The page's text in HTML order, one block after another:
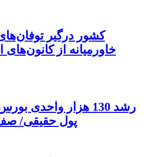
خاورمیانه از
پول حقیقی/ صف خرید